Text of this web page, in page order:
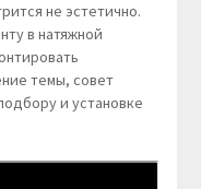
не эстетично.
в натяжной
темы, совет
и установке